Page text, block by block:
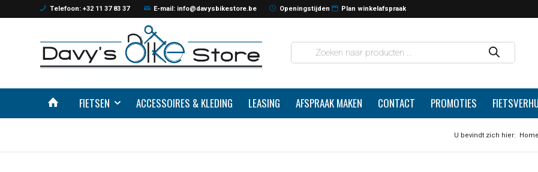
Telefoon: +32 11 37 83 37 E-mail: info@davysbikestore.be Openingstijden Plan winkelafspraak
FIETSEN ACCESSOIRES & KLEDING LEASING AFSPRAAK MAKEN CONTACT PROMOTIES
U bevindt zich hier: Home